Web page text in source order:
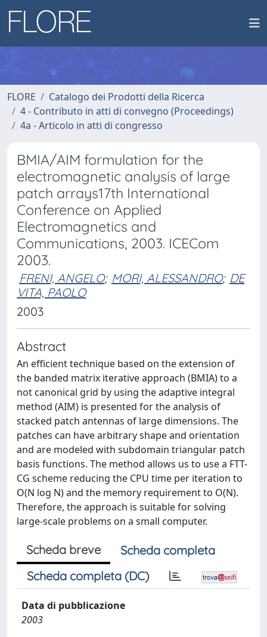
FLORE
Catalogo dei Prodotti della Ricerca
4 - Contributo in atti di convegno (Proceedings)
4a - Articolo in atti di congresso
BMIA/AIM formulation for the
electromagnetic analysis of large
patch arrays17th International
Conference on Applied
Electromagnetics and
Communications, 2003. ICECom
2003.
FRENI, ANGELO; MORI, ALESSANDRO; DE
VITA, PAOLO
2003
Abstract
An efficient technique based on the extension of
the banded matrix iterative approach (BMIA) to a
not canonical grid by using the adaptive integral
method (AIM) is presented for the analysis of
stacked patch antennas of large dimensions. The
patches can have arbitrary shape and orientation
and are modeled with subdomain triangular patch
basis functions. The method allows us to use a FTT-
CG scheme reducing the CPU time per iteration to
O(N log N) and the memory requirement to O(N).
Therefore, the approach is suitable for solving
large-scale problems on a small computer.
Scheda breve
Scheda completa
Scheda completa (DC)
Data di pubblicazione
2003